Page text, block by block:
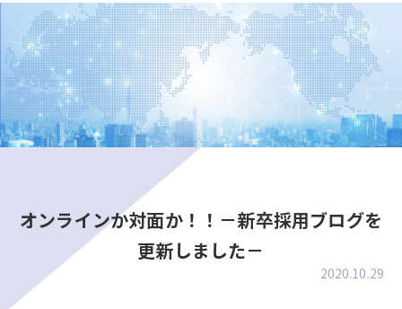
オンラインか対面か！！－新卒採用ブログを
更新しました－
2020.10.29